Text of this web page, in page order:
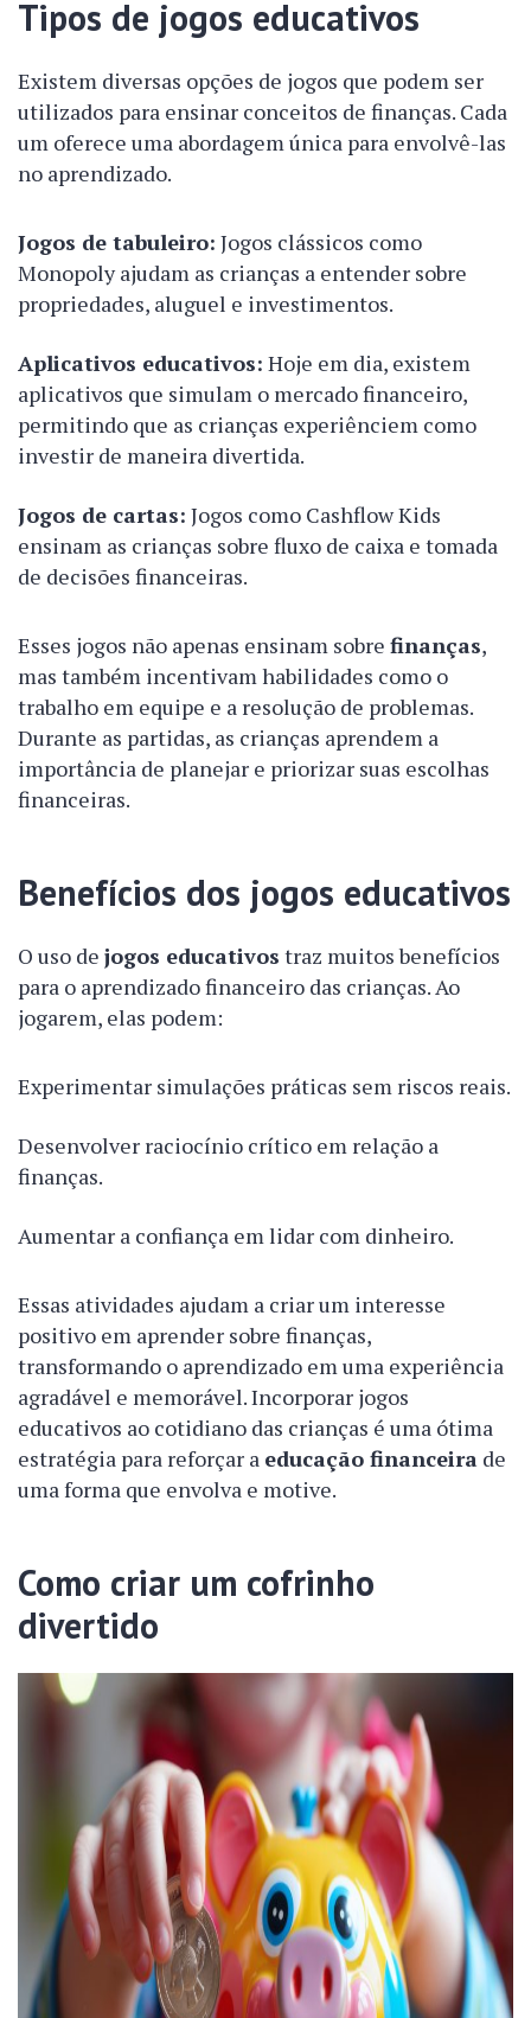
Tipos de jogos educativos
Existem diversas opções de jogos que podem ser
utilizados para ensinar conceitos de finanças. Cada
um oferece uma abordagem única para envolvê-las
no aprendizado.
Jogos de tabuleiro: Jogos clássicos como
Monopoly ajudam as crianças a entender sobre
propriedades, aluguel e investimentos.
Aplicativos educativos: Hoje em dia, existem
aplicativos que simulam o mercado financeiro,
permitindo que as crianças experiênciem como
investir de maneira divertida.
Jogos de cartas: Jogos como Cashflow Kids
ensinam as crianças sobre fluxo de caixa e tomada
de decisões financeiras.
Esses jogos não apenas ensinam sobre finanças,
mas também incentivam habilidades como o
trabalho em equipe e a resolução de problemas.
Durante as partidas, as crianças aprendem a
importância de planejar e priorizar suas escolhas
financeiras.
Benefícios dos jogos educativos
O uso de jogos educativos traz muitos benefícios
para o aprendizado financeiro das crianças. Ao
jogarem, elas podem:
Experimentar simulações práticas sem riscos reais.
Desenvolver raciocínio crítico em relação a
finanças.
Aumentar a confiança em lidar com dinheiro.
Essas atividades ajudam a criar um interesse
positivo em aprender sobre finanças,
transformando o aprendizado em uma experiência
agradável e memorável. Incorporar jogos
educativos ao cotidiano das crianças é uma ótima
estratégia para reforçar a educação financeira de
uma forma que envolva e motive.
Como criar um cofrinho
divertido